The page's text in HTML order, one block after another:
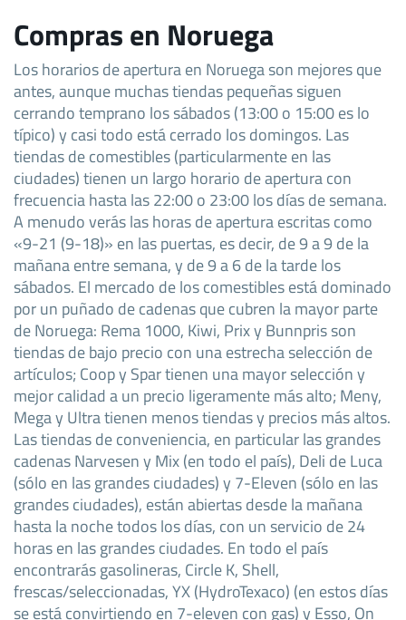
Compras en Noruega
Los horarios de apertura en Noruega son mejores que
antes, aunque muchas tiendas pequeñas siguen
cerrando temprano los sábados (13:00 o 15:00 es lo
típico) y casi todo está cerrado los domingos. Las
tiendas de comestibles (particularmente en las
ciudades) tienen un largo horario de apertura con
frecuencia hasta las 22:00 o 23:00 los días de semana.
A menudo verás las horas de apertura escritas como
«9-21 (9-18)» en las puertas, es decir, de 9 a 9 de la
mañana entre semana, y de 9 a 6 de la tarde los
sábados. El mercado de los comestibles está dominado
por un puñado de cadenas que cubren la mayor parte
de Noruega: Rema 1000, Kiwi, Prix y Bunnpris son
tiendas de bajo precio con una estrecha selección de
artículos; Coop y Spar tienen una mayor selección y
mejor calidad a un precio ligeramente más alto; Meny,
Mega y Ultra tienen menos tiendas y precios más altos.
Las tiendas de conveniencia, en particular las grandes
cadenas Narvesen y Mix (en todo el país), Deli de Luca
(sólo en las grandes ciudades) y 7-Eleven (sólo en las
grandes ciudades), están abiertas desde la mañana
hasta la noche todos los días, con un servicio de 24
horas en las grandes ciudades. En todo el país
encontrarás gasolineras, Circle K, Shell,
frescas/seleccionadas, YX (HydroTexaco) (en estos días
se está convirtiendo en 7-eleven con gas) y Esso, On